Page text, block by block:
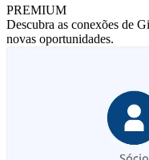
PREMIUM
Descubra as conexões de
novas oportunidades.